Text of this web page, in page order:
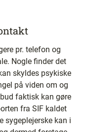
pr. telefon og
Nogle finder det
skyldes psykiske
på viden om og
faktisk kan gøre
fra SIF kaldet
sygeplejerske kan i